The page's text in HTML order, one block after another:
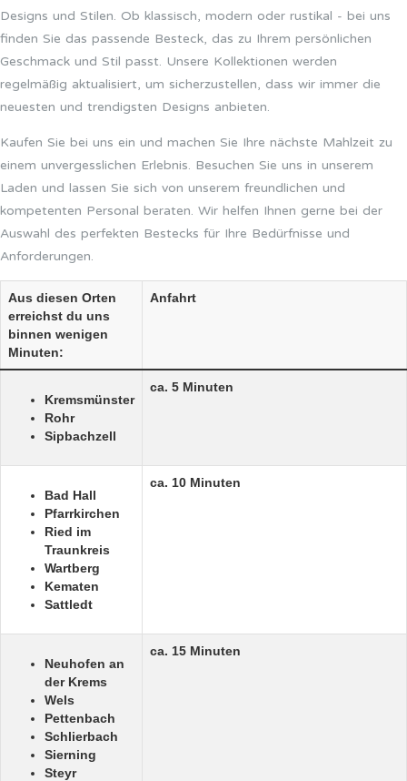
Designs und Stilen. Ob klassisch, modern oder rustikal - bei uns
finden Sie das passende Besteck, das zu Ihrem persönlichen
Geschmack und Stil passt. Unsere Kollektionen werden
regelmäßig aktualisiert, um sicherzustellen, dass wir immer die
neuesten und trendigsten Designs anbieten.
Kaufen Sie bei uns ein und machen Sie Ihre nächste Mahlzeit zu
einem unvergesslichen Erlebnis. Besuchen Sie uns in unserem
Laden und lassen Sie sich von unserem freundlichen und
kompetenten Personal beraten. Wir helfen Ihnen gerne bei der
Auswahl des perfekten Bestecks für Ihre Bedürfnisse und
Anforderungen.
Aus diesen Orten
erreichst du uns
binnen wenigen
Minuten:
Anfahrt
Kremsmünster
Rohr
Sipbachzell
ca. 5 Minuten
Bad Hall
Pfarrkirchen
Ried im
Traunkreis
Wartberg
Kematen
Sattledt
ca. 10 Minuten
Neuhofen an
der Krems
Wels
Pettenbach
Schlierbach
Sierning
Steyr
ca. 15 Minuten